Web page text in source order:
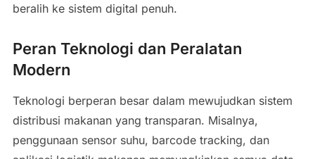
beralih ke sistem digital penuh.
Peran Teknologi dan Peralatan
Modern
Teknologi berperan besar dalam mewujudkan sistem
distribusi makanan yang transparan. Misalnya,
penggunaan sensor suhu, barcode tracking, dan